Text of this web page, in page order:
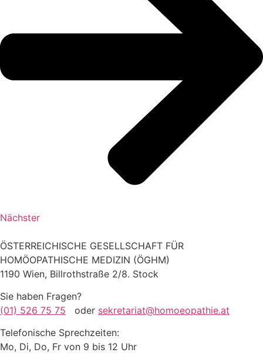
Nächster
ÖSTERREICHISCHE GESELLSCHAFT FÜR
HOMÖOPATHISCHE MEDIZIN (ÖGHM)
1190 Wien, Billrothstraße 2/8. Stock
Sie haben Fragen?
(01) 526 75 75 oder sekretariat@homoeopathie.at
Telefonische Sprechzeiten:
Mo, Di, Do, Fr von 9 bis 12 Uhr